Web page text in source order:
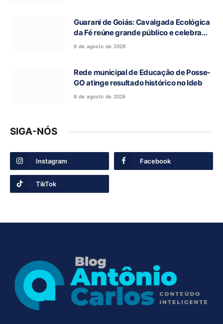
Guarani de Goiás: Cavalgada Ecológica
da Fé reúne grande público e celebra
tradição religiosa
6 de agosto de 2026
Rede municipal de Educação de Posse-
GO atinge resultado histórico no Ideb
6 de agosto de 2026
SIGA-NÓS
Instagram Facebook
TikTok